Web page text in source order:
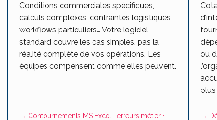
Conditions commerciales spécifiques,
calculs complexes, contraintes logistiques,
workflows particuliers… Votre logiciel
standard couvre les cas simples, pas la
réalité complète de vos opérations. Les
équipes compensent comme elles peuvent.
→ Contournements MS Excel · erreurs métier ·
ou
plus
→